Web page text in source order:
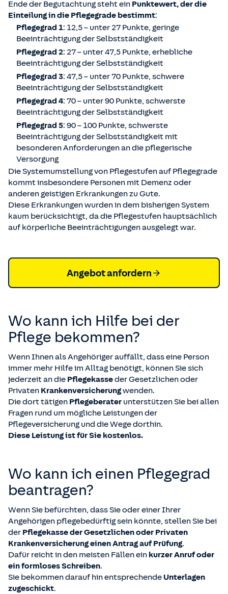
Ende der Begutachtung steht ein Punktewert, der die
Einteilung in die Pflegegrade bestimmt:
Pflegegrad 1: 12,5 – unter 27 Punkte, geringe
Beeinträchtigung der Selbstständigkeit
Pflegegrad 2: 27 – unter 47,5 Punkte, erhebliche
Beeinträchtigung der Selbstständigkeit
Pflegegrad 3: 47,5 – unter 70 Punkte, schwere
Beeinträchtigung der Selbstständigkeit
Pflegegrad 4: 70 – unter 90 Punkte, schwerste
Beeinträchtigung der Selbstständigkeit
Pflegegrad 5: 90 – 100 Punkte, schwerste
Beeinträchtigung der Selbstständigkeit mit
besonderen Anforderungen an die pflegerische
Versorgung
Die Systemumstellung von Pflegestufen auf Pflegegrade
kommt insbesondere Personen mit Demenz oder
anderen geistigen Erkrankungen zu Gute.
Diese Erkrankungen wurden in dem bisherigen System
kaum berücksichtigt, da die Pflegestufen hauptsächlich
auf körperliche Beeinträchtigungen ausgelegt war.
Angebot anfordern
Wo kann ich Hilfe bei der
Pflege bekommen?
Wenn Ihnen als Angehöriger auffällt, dass eine Person
immer mehr Hilfe im Alltag benötigt, können Sie sich
jederzeit an die Pflegekasseder Gesetzlichen oder
Privaten Krankenversicherungwenden.
Die dort tätigen Pflegeberater unterstützen Sie bei allen
Fragen rund um mögliche Leistungen der
Pflegeversicherung und die Wege dorthin.
Diese Leistung ist für Sie kostenlos.
Wo kann ich einen Pflegegrad
beantragen?
Wenn Sie befürchten, dass Sie oder einer Ihrer
Angehörigen pflegebedürftig sein könnte, stellen Sie bei
der Pflegekasse der Gesetzlichen oder Privaten
Krankenversicherung einen Antrag auf Prüfung.
Dafür reicht in den meisten Fällen ein kurzer Anruf oder
ein formloses Schreiben.
Sie bekommen darauf hin entsprechende Unterlagen
zugeschickt.